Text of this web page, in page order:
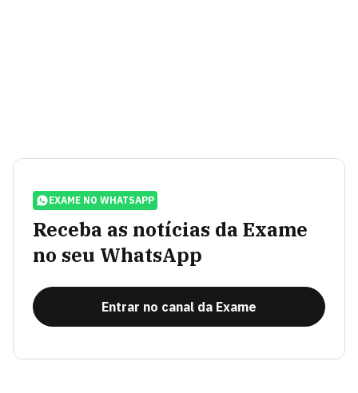
EXAME NO WHATSAPP
Receba as notícias da Exame
no seu WhatsApp
Entrar no canal da Exame